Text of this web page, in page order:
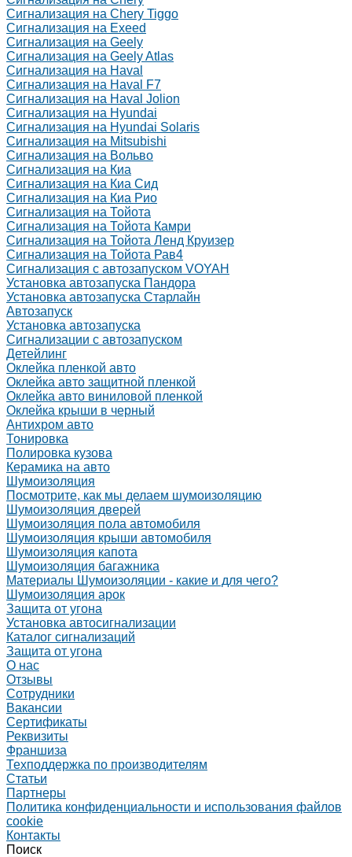
Сигнализация на Chery Tiggo
Сигнализация на Exeed
Сигнализация на Geely
Сигнализация на Geely Atlas
Сигнализация на Haval
Сигнализация на Haval F7
Сигнализация на Haval Jolion
Сигнализация на Hyundai
Сигнализация на Hyundai Solaris
Сигнализация на Mitsubishi
Сигнализация на Вольво
Сигнализация на Киа
Сигнализация на Киа Cид
Сигнализация на Киа Рио
Сигнализация на Тойота
Сигнализация на Тойота Камри
Сигнализация на Тойота Ленд Круизер
Сигнализация на Тойота Рав4
Сигнализация с автозапуском VOYAH
Установка автозапуска Пандора
Установка автозапуска Старлайн
Автозапуск
Установка автозапуска
Сигнализации с автозапуском
Детейлинг
Оклейка пленкой авто
Оклейка авто защитной пленкой
Оклейка авто виниловой пленкой
Оклейка крыши в черный
Антихром авто
Тонировка
Полировка кузова
Керамика на авто
Шумоизоляция
Посмотрите, как мы делаем шумоизоляцию
Шумоизоляция дверей
Шумоизоляция пола автомобиля
Шумоизоляция крыши автомобиля
Шумоизоляция капота
Шумоизоляция багажника
Материалы Шумоизоляции - какие и для чего?
Шумоизоляция арок
Защита от угона
Установка автосигнализации
Каталог сигнализаций
Защита от угона
О нас
Отзывы
Сотрудники
Вакансии
Сертификаты
Реквизиты
Франшиза
Техподдержка по производителям
Статьи
Партнеры
Политика конфиденциальности и использования файлов
cookie
Контакты
Поиск